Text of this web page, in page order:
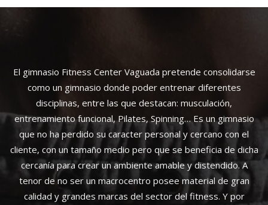
El gimnasio Fitness Center Vaguada pretende consolidarse
como un gimnasio donde poder entrenar diferentes
disciplinas, entre las que destacan: musculación,
entrenamiento funcional, Pilates, Spinning… Es un gimnasio
que no ha perdido su caracter personal y cercano con el
cliente, con un tamaño medio pero que se beneficia de dicha
cercanía para crear un ambiente amable y distendido. A
tenor de no ser un macrocentro posee material de gran
calidad y grandes marcas del sector del fitness. Y por